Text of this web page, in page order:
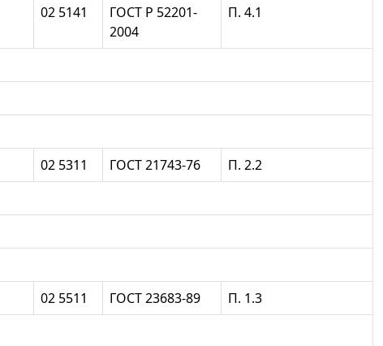
02 5141
ГОСТ Р 52201-
2004
П. 4.1
02 5311 ГОСТ 21743-76 П. 2.2
02 5511 ГОСТ 23683-89 П. 1.3